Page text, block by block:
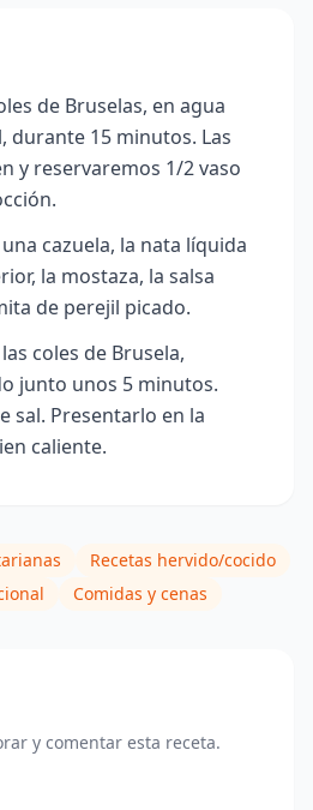
de Bruselas, en agua
durante 15 minutos. Las
y reservaremos 1/2 vaso
cazuela, la nata líquida
la mostaza, la salsa
de perejil picado.
coles de Brusela,
junto unos 5 minutos.
sal. Presentarlo en la
caliente.
Recetas hervido/cocido
Comidas y cenas
y comentar esta receta.